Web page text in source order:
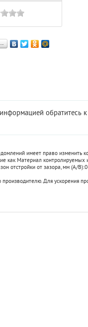
обратитесь
имеет право изменить
как Материал контролируемых
отстройки от зазора, мм (А/В):
Для ускорения